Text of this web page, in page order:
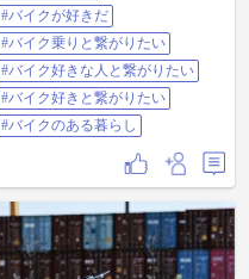
#バイクが好きだ
#バイク乗りと繋がりたい
#バイク好きな人と繋がりたい
#バイク好きと繋がりたい
#バイクのある暮らし